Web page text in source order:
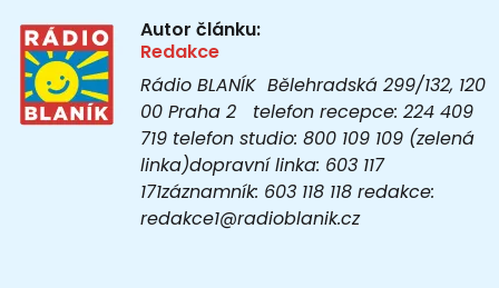
Autor článku:
Redakce
Rádio BLANÍK Bělehradská 299/132, 120
00 Praha 2 telefon recepce: 224 409
719 telefon studio: 800 109 109 (zelená
linka)dopravní linka: 603 117
171záznamník: 603 118 118 redakce:
redakce1@radioblanik.cz